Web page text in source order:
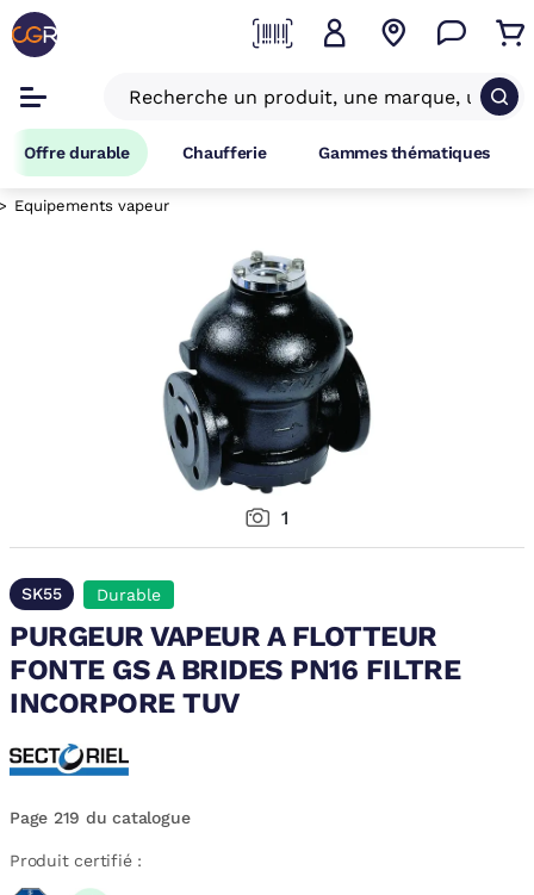
Offre durable Chaufferie Gammes thématiques
Equipements vapeur
1
SK55 Durable
PURGEUR VAPEUR A FLOTTEUR
FONTE GS A BRIDES PN16 FILTRE
INCORPORE TUV
Page 219 du catalogue
Produit certifié :